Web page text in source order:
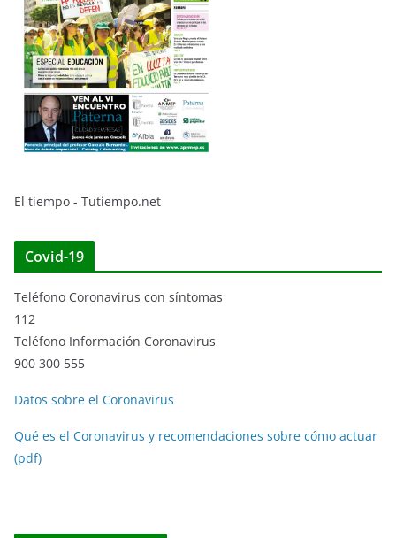
El tiempo - Tutiempo.net
Covid-19
Teléfono Coronavirus con síntomas
112
Teléfono Información Coronavirus
900 300 555
Datos sobre el Coronavirus
Qué es el Coronavirus y recomendaciones sobre cómo actuar
(pdf)